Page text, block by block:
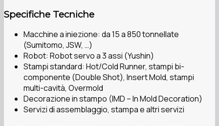
Specifiche Tecniche
Macchine a iniezione: da 15 a 850 tonnellate
(Sumitomo, JSW, …)
Robot: Robot servo a 3 assi (Yushin)
Stampi standard: Hot/Cold Runner, stampi bi-
componente (Double Shot), Insert Mold, stampi
multi-cavità, Overmold
Decorazione in stampo (IMD – In Mold Decoration)
Servizi di assemblaggio, stampa e altri servizi